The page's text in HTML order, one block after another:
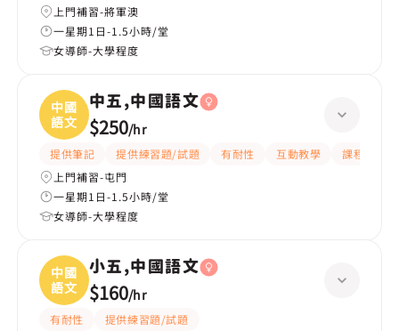
上門補習-將軍澳
一星期1日-1.5小時/堂
女導師-大學程度
中國
語文
中五,中國語文
$250/hr
提供筆記 提供練習題/試題 有耐性 互動教學
課程設計
上門補習-屯門
一星期1日-1.5小時/堂
女導師-大學程度
中國
語文
小五,中國語文
$160/hr
有耐性
提供練習題/試題